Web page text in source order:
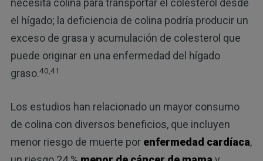
necesita colina para transportar el colesterol desde
el hígado; la deficiencia de colina podría producir un
exceso de grasa y acumulación de colesterol que
puede originar en una enfermedad del hígado
graso.40,41
Los estudios han relacionado un mayor consumo
de colina con diversos beneficios, que incluyen
menor riesgo de muerte por enfermedad cardíaca,